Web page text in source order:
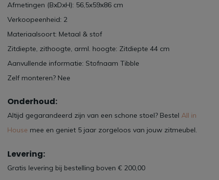
Afmetingen (BxDxH): 56,5x59x86 cm
Verkoopeenheid: 2
Materiaalsoort: Metaal & stof
Zitdiepte, zithoogte, arml. hoogte: Zitdiepte 44 cm
Aanvullende informatie: Stofnaam Tibble
Zelf monteren? Nee
Onderhoud:
Altijd gegarandeerd zijn van een schone stoel? Bestel All in
House mee en geniet 5 jaar zorgeloos van jouw zitmeubel.
Levering:
Gratis levering bij bestelling boven € 200,00